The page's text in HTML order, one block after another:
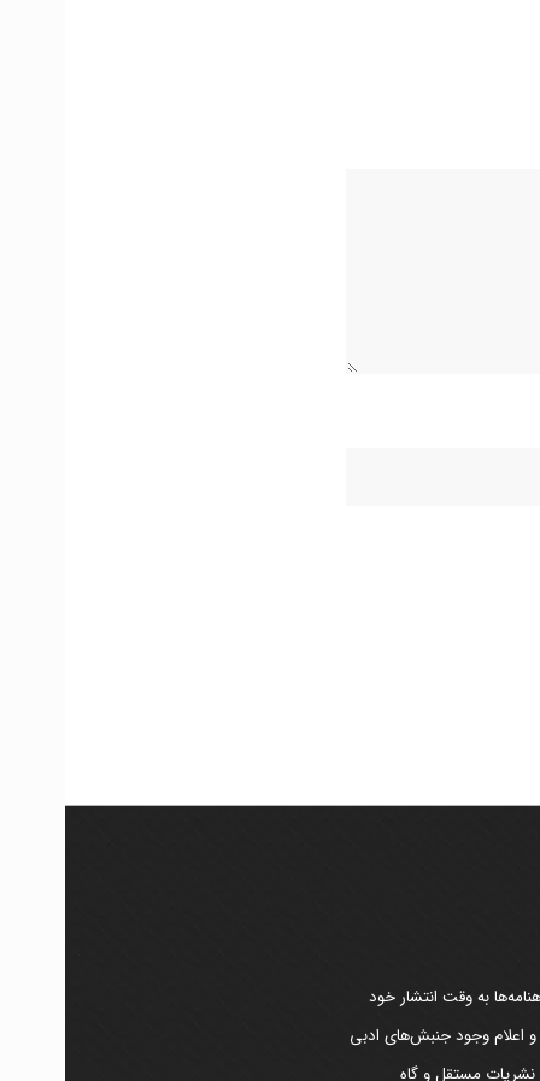
به وقت انتشار خود
و اعلام وجود جنبش‌های ادبی
نشریات مستقل و گاه